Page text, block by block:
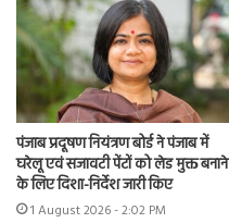
पंजाब प्रदूषण नियंत्रण बोर्ड ने पंजाब में
घरेलू एवं सजावटी पेंटों को लेड मुक्त बनाने
के लिए दिशा-निर्देश जारी किए
1 August 2026 - 2:02 PM